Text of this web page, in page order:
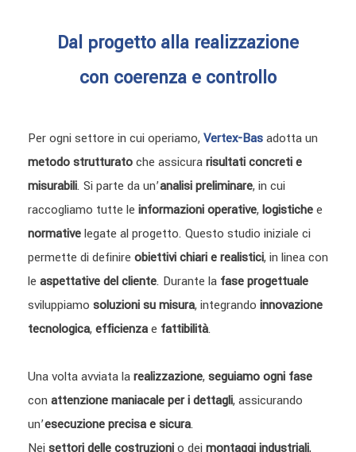
Dal progetto alla realizzazione
con coerenza e controllo
Per ogni settore in cui operiamo,Vertex-Basadotta un
metodo strutturatoche assicurarisultati concreti e
misurabili. Si parte da un’analisi preliminare, in cui
raccogliamo tutte le informazioni operative,logistichee
normativelegate al progetto. Questo studio iniziale ci
permette di definire obiettivi chiari e realistici, in linea con
le aspettative del cliente. Durante la fase progettuale
sviluppiamo soluzioni su misura, integrando innovazione
tecnologica,efficienzae fattibilità.
Una volta avviata larealizzazione,seguiamo ogni fase
con attenzione maniacale per i dettagli, assicurando
un’esecuzione precisa e sicura.
Neisettori delle costruzionio deimontaggi industriali,